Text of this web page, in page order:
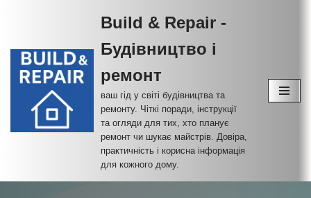
до
вмісту
Build & Repair -
Будівництво і
ремонт
ваш гід у світі будівництва та
ремонту. Чіткі поради, інструкції
та огляди для тих, хто планує
ремонт чи шукає майстрів. Довіра,
практичність і корисна інформація
для кожного дому.